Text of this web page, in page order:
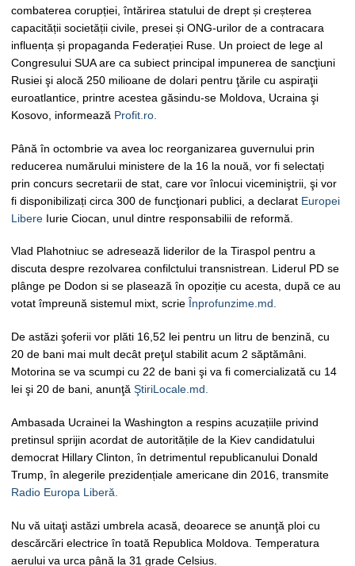
combaterea corupției, întărirea statului de drept și creșterea
capacității societății civile, presei și ONG-urilor de a contracara
influența și propaganda Federației Ruse. Un proiect de lege al
Congresului SUA are ca subiect principal impunerea de sancţiuni
Rusiei şi alocă 250 milioane de dolari pentru ţările cu aspiraţii
euroatlantice, printre acestea găsindu-se Moldova, Ucraina şi
Kosovo, informează Profit.ro.
Până în octombrie va avea loc reorganizarea guvernului prin
reducerea numărului ministere de la 16 la nouă, vor fi selectați
prin concurs secretarii de stat, care vor înlocui viceminiştrii, şi vor
fi disponibilizați circa 300 de funcţionari publici, a declarat Europei
Libere Iurie Ciocan, unul dintre responsabilii de reformă.
Vlad Plahotniuc se adresează liderilor de la Tiraspol pentru a
discuta despre rezolvarea confilctului transnistrean. Liderul PD se
plânge pe Dodon si se plasează în opoziție cu acesta, după ce au
votat împreună sistemul mixt, scrie Înprofunzime.md.
De astăzi şoferii vor plăti 16,52 lei pentru un litru de benzină, cu
20 de bani mai mult decât preţul stabilit acum 2 săptămâni.
Motorina se va scumpi cu 22 de bani şi va fi comercializată cu 14
lei şi 20 de bani, anunţă ŞtiriLocale.md.
Ambasada Ucrainei la Washington a respins acuzațiile privind
pretinsul sprijin acordat de autoritățile de la Kiev candidatului
democrat Hillary Clinton, în detrimentul republicanului Donald
Trump, în alegerile prezidențiale americane din 2016, transmite
Radio Europa Liberă.
Nu vă uitaţi astăzi umbrela acasă, deoarece se anunţă ploi cu
descărcări electrice în toată Republica Moldova. Temperatura
aerului va urca până la 31 grade Celsius.